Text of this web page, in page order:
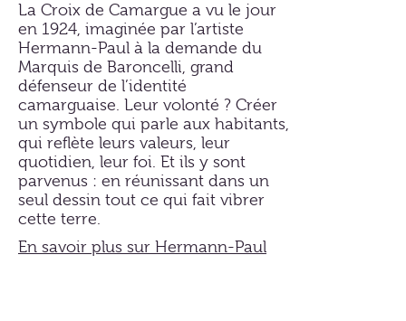
La Croix de Camargue a vu le jour
en 1924, imaginée par l’artiste
Hermann-Paul à la demande du
Marquis de Baroncelli, grand
défenseur de l’identité
camarguaise. Leur volonté ? Créer
un symbole qui parle aux habitants,
qui reflète leurs valeurs, leur
quotidien, leur foi. Et ils y sont
parvenus : en réunissant dans un
seul dessin tout ce qui fait vibrer
cette terre.
En savoir plus sur Hermann-Paul